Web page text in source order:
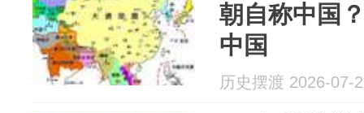
朝自称中国
中国
历史摆渡 2026-07-